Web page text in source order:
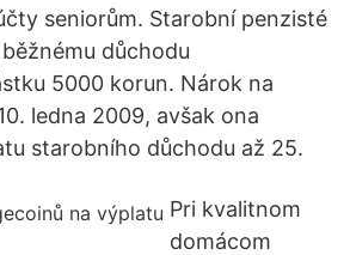
seniorům. Starobní penzisté
důchodu
5000 korun. Nárok na
ledna 2009, avšak ona
starobního důchodu až 25.
Pri kvalitnom
domácom